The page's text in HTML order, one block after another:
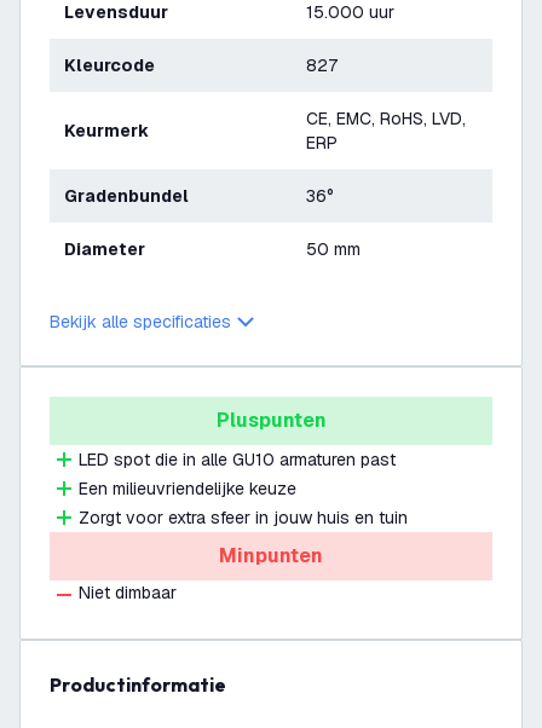
Levensduur 15.000 uur
Kleurcode 827
Keurmerk
CE, EMC, RoHS, LVD,
ERP
Gradenbundel 36°
Diameter 50 mm
Bekijk alle specificaties
Pluspunten
LED spot die in alle GU10 armaturen past
Een milieuvriendelijke keuze
Zorgt voor extra sfeer in jouw huis en tuin
Minpunten
Niet dimbaar
productinformatie